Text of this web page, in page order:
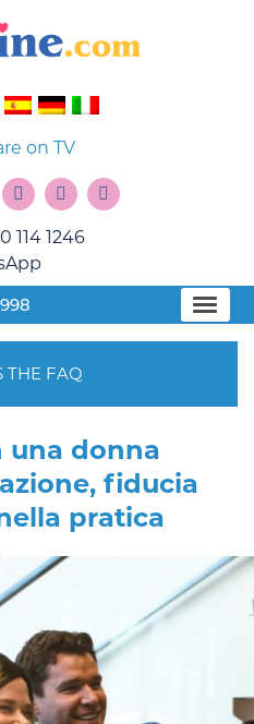
on TV
114 1246
THE FAQ
una donna
fiducia
pratica